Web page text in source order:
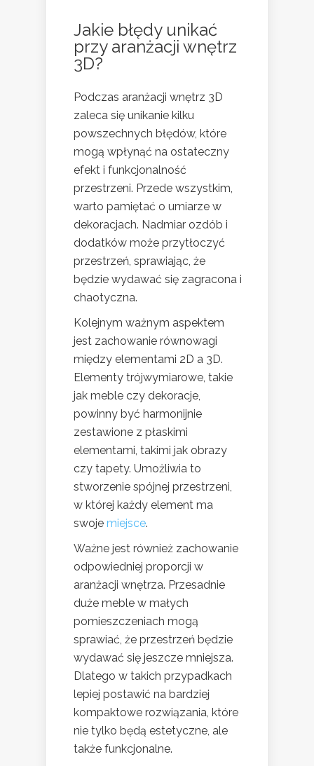
Jakie błędyunikać
przy aranżacji wnętrz
3D?
Podczas aranżacji wnętrz 3D
zaleca się unikanie kilku
powszechnych błędów, które
mogą wpłynąć na ostateczny
efekt i funkcjonalność
przestrzeni. Przede wszystkim,
warto pamiętać o umiarze w
dekoracjach. Nadmiar ozdób i
dodatków może przytłoczyć
przestrzeń, sprawiając, że
będzie wydawać się zagracona i
chaotyczna.
Kolejnym ważnym aspektem
jest zachowanie równowagi
między elementami 2D a 3D.
Elementy trójwymiarowe, takie
jak meble czy dekoracje,
powinny być harmonijnie
zestawione z płaskimi
elementami, takimi jak obrazy
czy tapety. Umożliwia to
stworzenie spójnej przestrzeni,
w której każdy element ma
swoje miejsce.
Ważne jest również zachowanie
odpowiedniej proporcji w
aranżacji wnętrza. Przesadnie
duże meble w małych
pomieszczeniach mogą
sprawiać, że przestrzeń będzie
wydawać się jeszcze mniejsza.
Dlatego w takich przypadkach
lepiej postawić na bardziej
kompaktowe rozwiązania, które
nie tylko będą estetyczne, ale
także funkcjonalne.